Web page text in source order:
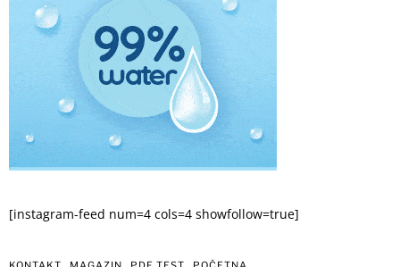
[instagram-feed num=4 cols=4 showfollow=true]